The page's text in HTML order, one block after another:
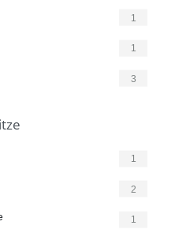
1
1
3
1
2
1